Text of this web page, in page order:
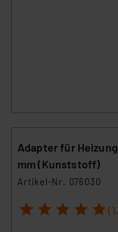
Adapter für
mm (Kunststoff)
Artikel-Nr. 076030
1 2 3 4 5